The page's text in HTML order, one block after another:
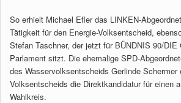
So erhielt Michael Efler das LINKEN-
Tätigkeit für den Energie-Volksentscheid,
Stefan Taschner, der jetzt für BÜNDNIS 90/DIE
Parlament sitzt. Die ehemalige SPD-
des Wasservolksentscheids Gerlinde Schermer
Volksentscheids die Direktkandidatur für einen
Wahlkreis.